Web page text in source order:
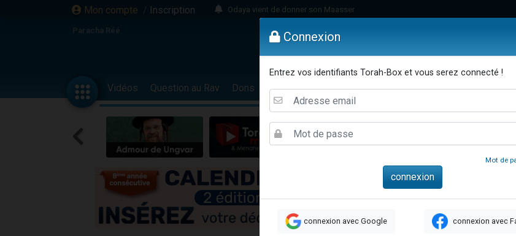
Mon compte / Inscription
Odaya vient de donner son Maasser
3 personnes viennent de faire un don pour 5 jours de vacances aux Orphelins
13 personnes viennent de demander une bénédiction
12 nouvelles musiques dans Torah-Box Music
30 personnes viennent de faire un don pour Sauvez la jambe de Yohan
Il reste 49 places pour étudier en groupe sur Zoom
3 personnes viennent de nous rejoindre sur WhatsApp
2 personnes viennent de nous rejoindre sur WhatsApp
3 personnes viennent de nous rejoindre sur WhatsApp
2 nouvelles musiques dans Torah-Box Music
8 personnes viennent de faire un don pour Tsédaka : pauvres d'Israel
Paracha Réé
Vidéos Question au Rav Dons Femmes Enfants Etude sur Texte Musique
Connexion
Entrez vos identifiants Torah-Box et vous serez connecté !
Mot de
connexion avec Google connexion avec